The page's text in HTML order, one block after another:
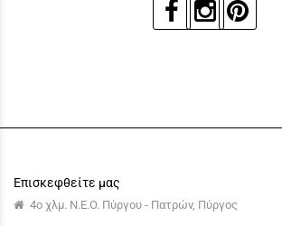
Επισκεφθείτε μας
4ο χλμ. Ν.Ε.Ο. Πύργου - Πατρών, Πύργος